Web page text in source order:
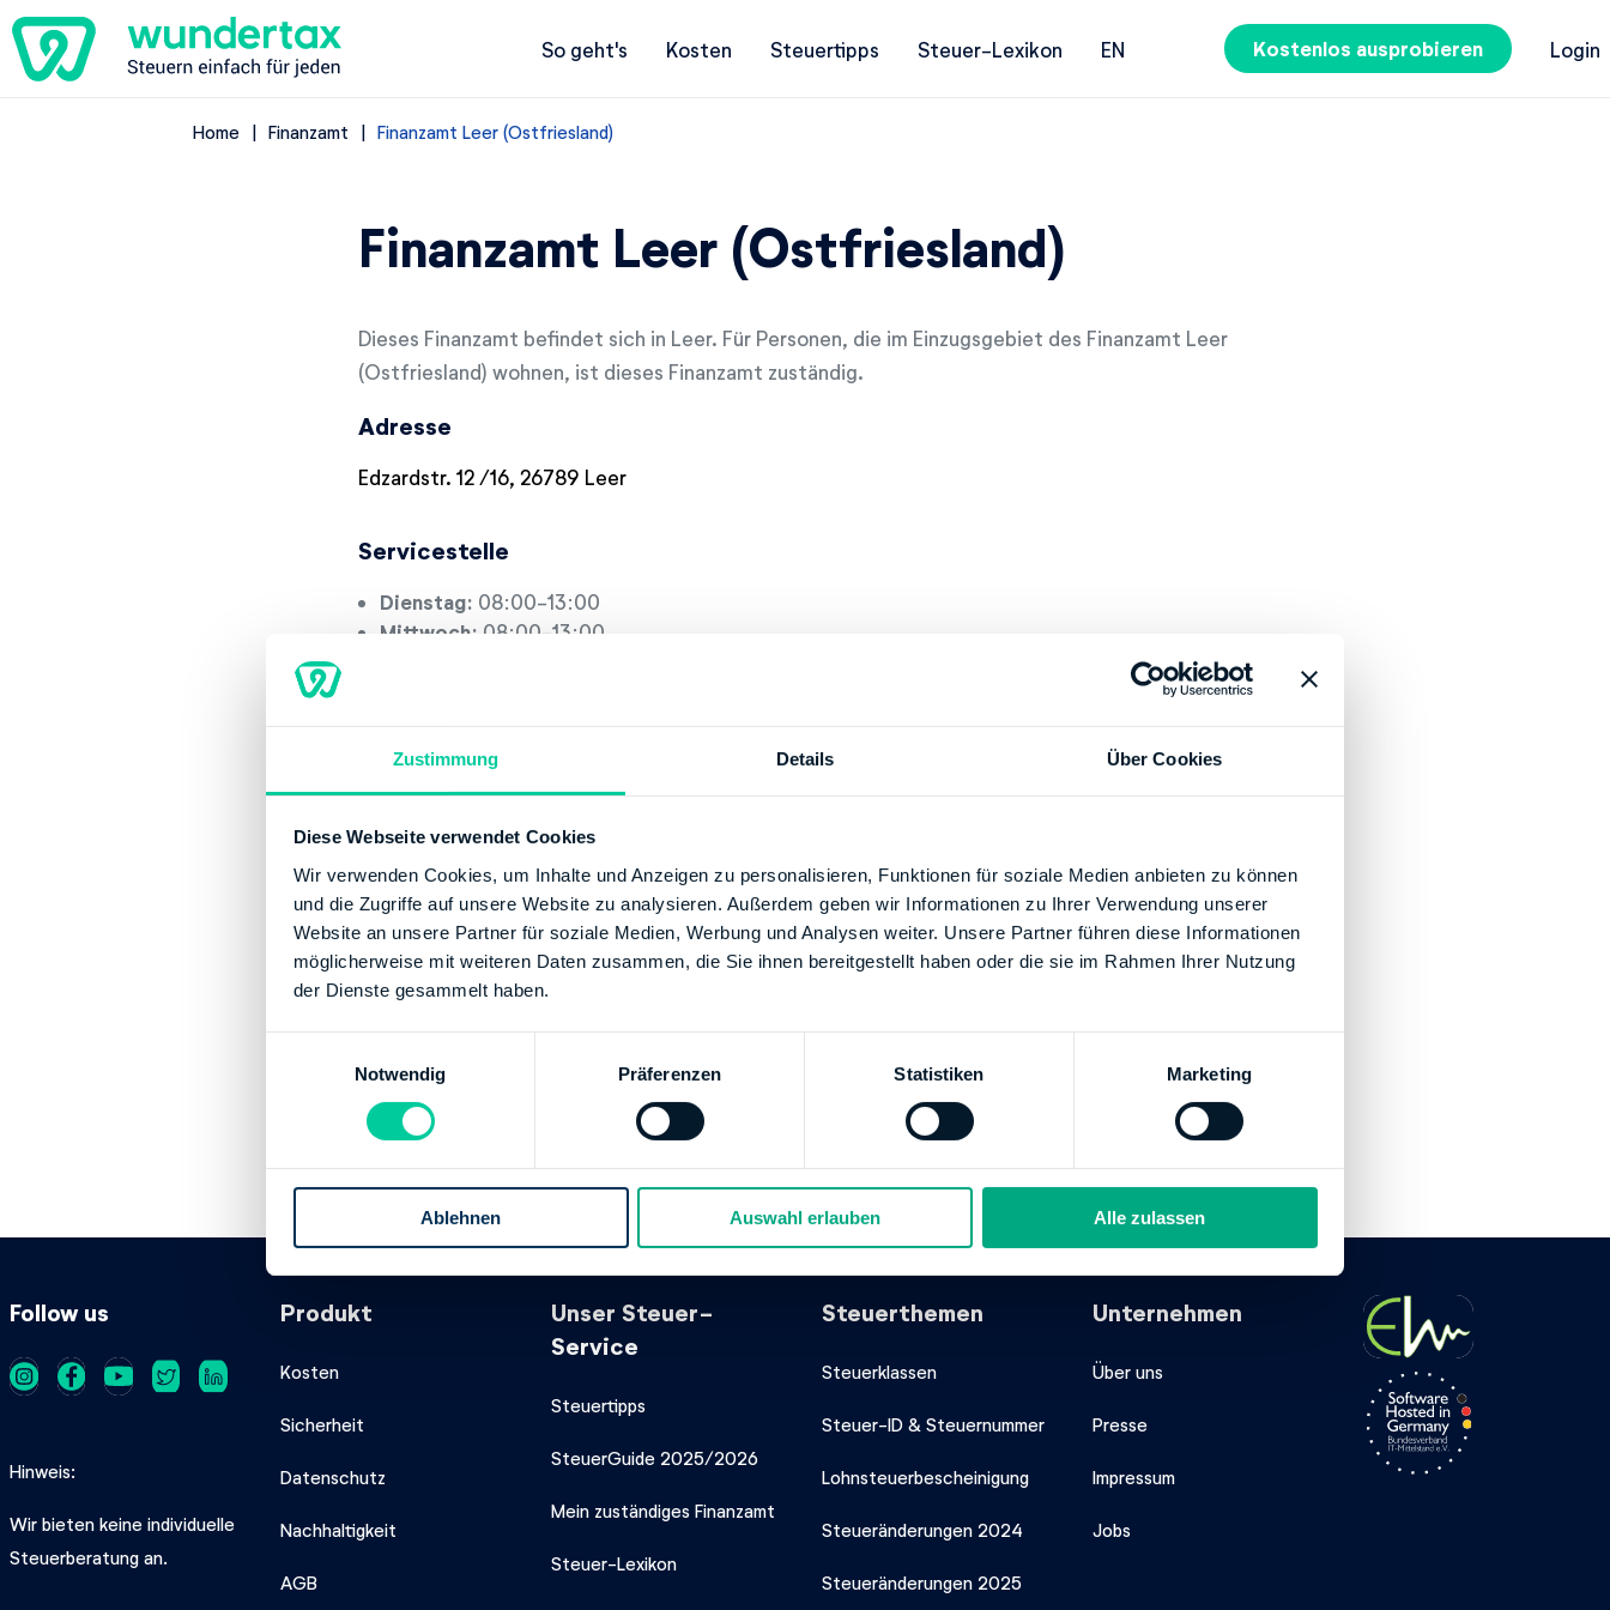
Zustimmung Details Über Cookies
Diese Webseite verwendet Cookies
Wir verwenden Cookies, um Inhalte und Anzeigen zu personalisieren, Funktionen für soziale Medien anbieten zu können
und die Zugriffe auf unsere Website zu analysieren. Außerdem geben wir Informationen zu Ihrer Verwendung unserer
Website an unsere Partner für soziale Medien, Werbung und Analysen weiter. Unsere Partner führen diese Informationen
möglicherweise mit weiteren Daten zusammen, die Sie ihnen bereitgestellt haben oder die sie im Rahmen Ihrer Nutzung
der Dienste gesammelt haben.
g
Notwendig Präferenzen Statistiken Marketing
Ablehnen Auswahl erlauben Alle zulassen
So geht's Kosten Steuertipps Steuer-Lexikon EN Kostenlos ausprobieren Login
Home Finanzamt Finanzamt Leer (Ostfriesland)
Finanzamt Leer (Ostfriesland)
Dieses Finanzamt befindet sich in Leer. Für Personen, die im Einzugsgebiet des Finanzamt Leer
(Ostfriesland) wohnen, ist dieses Finanzamt zuständig.
Adresse
Edzardstr. 12 /16, 26789 Leer
Servicestelle
Dienstag: 08:00-13:00
Mittwoch: 08:00-13:00
E-Mail: poststelle@fa-ler.niedersachsen.de
Telefonnummer: +49 49198700
Bankverbindung
Bank:DEUTSCHE BUNDESBANK
BIC:MARKDEF1280
Bank: SPARKASSE LEERWITTMUND
BIC:BRLADE21LER
Inhaber des Bankkontos:Finanzamt Leer / Ostfriesland
Follow us
Hinweis
Wir bieten keine individuelle
Steuerberatung an.
Produkt
Kosten
Sicherheit
Datenschutz
Nachhaltigkeit
AGB
Unser Steuer-
Service
Steuertipps
SteuerGuide 2025/2026
Mein zuständiges Finanzamt
Steuer-Lexikon
Steuerthemen
Steuerklassen
Steuer-ID & Steuernummer
Lohnsteuerbescheinigung
Steueränderungen 2024
Steueränderungen 2025
Unternehmen
Über uns
Presse
Impressum
Jobs